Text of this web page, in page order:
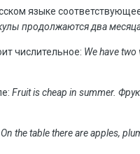
языке
продолжаются два
числительное: We have
Fruit is cheap in summer.
On the table there are apples,